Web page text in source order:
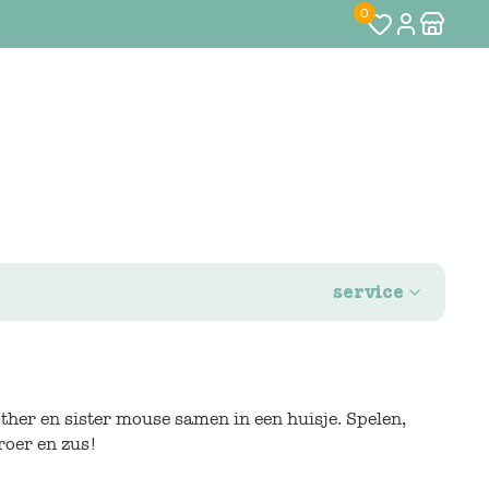
0
service
en sister mouse samen in een huisje. Spelen,
en zus!